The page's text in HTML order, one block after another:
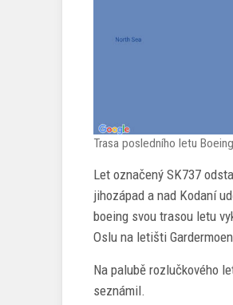
Trasa posledního letu
Let označený SK737
jihozápad a nad Kodaní
boeing svou trasou letu
Oslu na letišti
Na palubě rozlučkového
seznámil.